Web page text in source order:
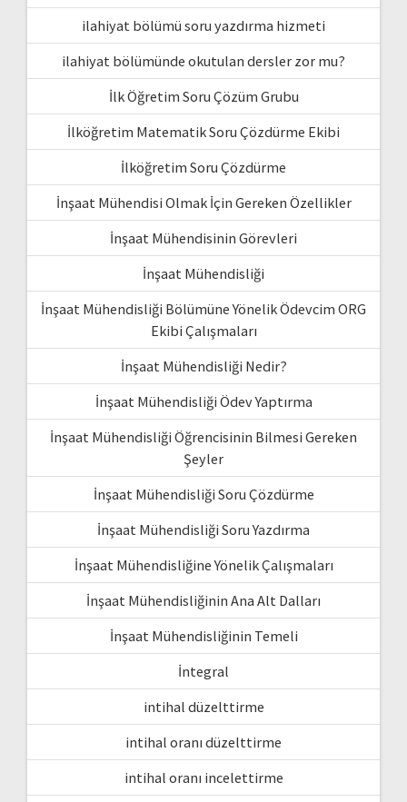
ilahiyat bölümü soru yazdırma hizmeti
ilahiyat bölümünde okutulan dersler zor mu?
İlk Öğretim Soru Çözüm Grubu
İlköğretim Matematik Soru Çözdürme Ekibi
İlköğretim Soru Çözdürme
İnşaat Mühendisi Olmak İçin Gereken Özellikler
İnşaat Mühendisinin Görevleri
İnşaat Mühendisliği
İnşaat Mühendisliği Bölümüne Yönelik Ödevcim ORG
Ekibi Çalışmaları
İnşaat Mühendisliği Nedir?
İnşaat Mühendisliği Ödev Yaptırma
İnşaat Mühendisliği Öğrencisinin Bilmesi Gereken
Şeyler
İnşaat Mühendisliği Soru Çözdürme
İnşaat Mühendisliği Soru Yazdırma
İnşaat Mühendisliğine Yönelik Çalışmaları
İnşaat Mühendisliğinin Ana Alt Dalları
İnşaat Mühendisliğinin Temeli
İntegral
intihal düzelttirme
intihal oranı düzelttirme
intihal oranı incelettirme